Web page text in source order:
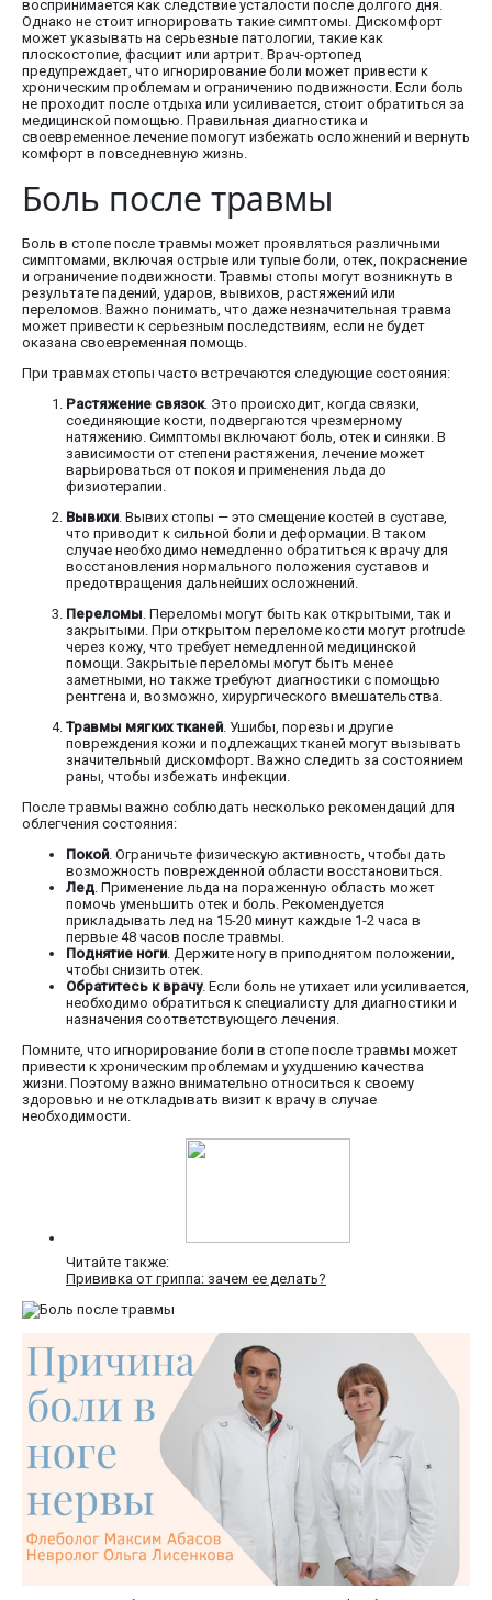
воспринимается как следствие усталости после долгого дня.
Однако не стоит игнорировать такие симптомы. Дискомфорт
может указывать на серьезные патологии, такие как
плоскостопие, фасциит или артрит. Врач-ортопед
предупреждает, что игнорирование боли может привести к
хроническим проблемам и ограничению подвижности. Если боль
не проходит после отдыха или усиливается, стоит обратиться за
медицинской помощью. Правильная диагностика и
своевременное лечение помогут избежать осложнений и вернуть
комфорт в повседневную жизнь.
Боль после травмы
Боль в стопе после травмы может проявляться различными
симптомами, включая острые или тупые боли, отек, покраснение
и ограничение подвижности. Травмы стопы могут возникнуть в
результате падений, ударов, вывихов, растяжений или
переломов. Важно понимать, что даже незначительная травма
может привести к серьезным последствиям, если не будет
оказана своевременная помощь.
При травмах стопы часто встречаются следующие состояния:
Растяжение связок. Это происходит, когда связки,
соединяющие кости, подвергаются чрезмерному
натяжению. Симптомы включают боль, отек и синяки. В
зависимости от степени растяжения, лечение может
варьироваться от покоя и применения льда до
физиотерапии.
Вывихи. Вывих стопы — это смещение костей в суставе,
что приводит к сильной боли и деформации. В таком
случае необходимо немедленно обратиться к врачу для
восстановления нормального положения суставов и
предотвращения дальнейших осложнений.
Переломы. Переломы могут быть как открытыми, так и
закрытыми. При открытом переломе кости могут protrude
через кожу, что требует немедленной медицинской
помощи. Закрытые переломы могут быть менее
заметными, но также требуют диагностики с помощью
рентгена и, возможно, хирургического вмешательства.
Травмы мягких тканей. Ушибы, порезы и другие
повреждения кожи и подлежащих тканей могут вызывать
значительный дискомфорт. Важно следить за состоянием
раны, чтобы избежать инфекции.
После травмы важно соблюдать несколько рекомендаций для
облегчения состояния:
Покой. Ограничьте физическую активность, чтобы дать
возможность поврежденной области восстановиться.
Лед. Применение льда на пораженную область может
помочь уменьшить отек и боль. Рекомендуется
прикладывать лед на 15-20 минут каждые 1-2 часа в
первые 48 часов после травмы.
Поднятие ноги. Держите ногу в приподнятом положении,
чтобы снизить отек.
Обратитесь к врачу. Если боль не утихает или усиливается,
необходимо обратиться к специалисту для диагностики и
назначения соответствующего лечения.
Помните, что игнорирование боли в стопе после травмы может
привести к хроническим проблемам и ухудшению качества
жизни. Поэтому важно внимательно относиться к своему
здоровью и не откладывать визит к врачу в случае
необходимости.
Читайте также:
Прививка от гриппа: зачем ее делать?